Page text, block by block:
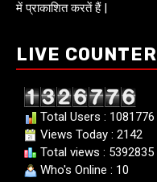
में प्राकाशित करतें हैं |
LIVE COUNTER
Total Users : 1081776
Views Today : 2142
Total views : 5392835
Who's Online : 10